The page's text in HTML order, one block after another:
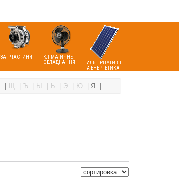
ЗАПЧАСТИНИ
КЛІМАТИЧНЕ
ОБЛАДНАННЯ
АЛЬТЕРНАТИВН
А ЕНЕРГЕТИКА
Щ Ъ Ы Ь Э Ю Я